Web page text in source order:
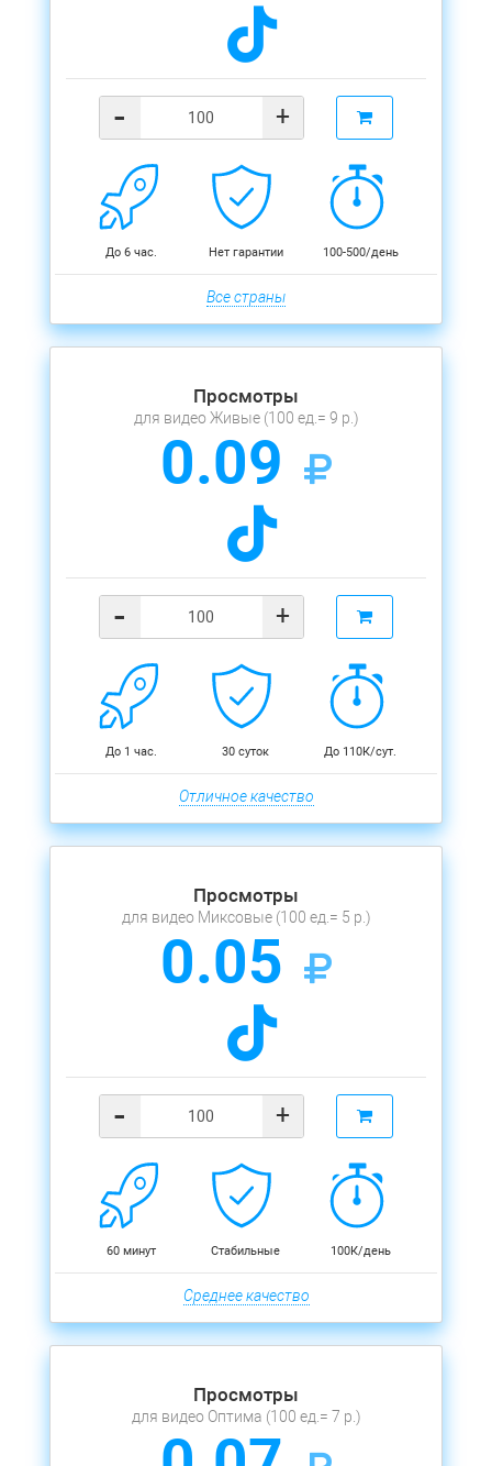
- +
До 6 час. Нет гарантии 100-500/день
Все страны
Просмотры
для видео Живые (100 ед.= 9 р.)
0.09
- +
До 1 час. 30 суток До 110К/сут.
Отличное качество
Просмотры
для видео Миксовые (100 ед.= 5 р.)
0.05
- +
60 минут Стабильные 100К/день
Среднее качество
Просмотры
для видео Оптима (100 ед.= 7 р.)